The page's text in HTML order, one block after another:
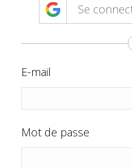
Se
E-mail
Mot de passe